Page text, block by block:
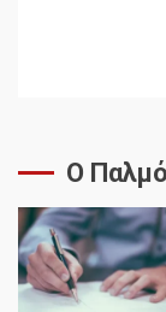
Ο